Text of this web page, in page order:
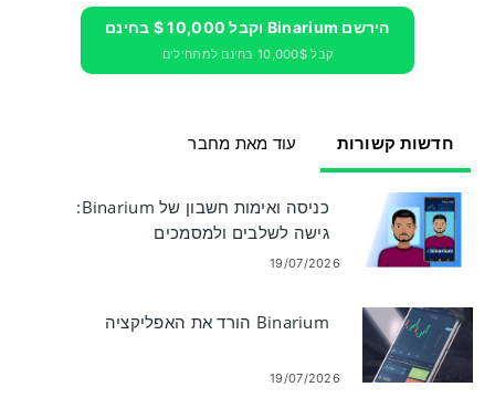
הירשם Binarium וקבל 10,000 $ בחינם
קבל 10,000$ בחינם למתחילים
עוד מאת מחבר חדשות קשורות
כניסה ואימות חשבון של Binarium:
גישה לשלבים ולמסמכים
19/07/2026
Binarium הורד את האפליקציה
19/07/2026